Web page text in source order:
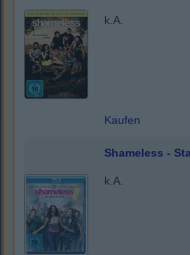
k.A.
Kaufen
Shameless -
k.A.